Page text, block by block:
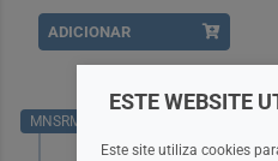
ADICIONAR
MNSRM
ESTE WEBSITE
Este site utiliza cookies